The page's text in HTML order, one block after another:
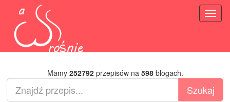
Mamy 252792przepisów na 598blogach.